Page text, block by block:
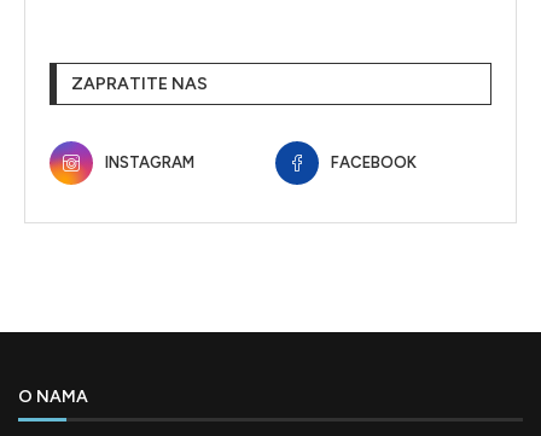
ZAPRATITE NAS
INSTAGRAM FACEBOOK
O NAMA